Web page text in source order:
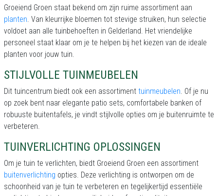
Groeiend Groen staat bekend om zijn ruime assortiment aan
planten. Van kleurrijke bloemen tot stevige struiken, hun selectie
voldoet aan alle tuinbehoeften in Gelderland. Het vriendelijke
personeel staat klaar om je te helpen bij het kiezen van de ideale
planten voor jouw tuin.
STIJLVOLLE TUINMEUBELEN
Dit tuincentrum biedt ook een assortiment tuinmeubelen. Of je nu
op zoek bent naar elegante patio sets, comfortabele banken of
robuuste buitentafels, je vindt stijlvolle opties om je buitenruimte te
verbeteren.
TUINVERLICHTING OPLOSSINGEN
Om je tuin te verlichten, biedt Groeiend Groen een assortiment
buitenverlichting opties. Deze verlichting is ontworpen om de
schoonheid van je tuin te verbeteren en tegelijkertijd essentiële